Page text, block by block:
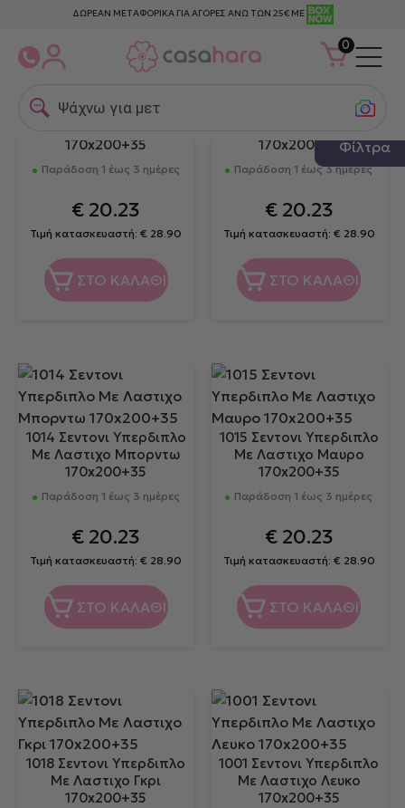
ΔΩΡΕΑΝ ΜΕΤΑΦΟΡΙΚΑ ΓΙΑ ΑΓΟΡΕΣ ΑΝΩ ΤΩΝ 25€ ΜΕ
0
Ψάχνω για μεταξω
1009 Σεντονι Υπερδιπλο
170x200+35
Παράδοση 1 έως 3 ημέρες
€ 20.23
Τιμή κατασκευαστή:€ 28.90
ΣΤΟ ΚΑΛΑΘΙ
1012 Σεντονι Υπερδιπλο
170x200+35
Παράδοση 1 έως 3 ημέρες
€20.23
Τιμή κατασκευαστή: € 28.90
ΣΤΟ ΚΑΛΑΘΙ
1014 Σεντονι Υπερδιπλο
Με Λαστιχο Μπορντω
170x200+35
Παράδοση 1 έως 3 ημέρες
€ 20.23
Τιμή κατασκευαστή:€ 28.90
ΣΤΟ ΚΑΛΑΘΙ
1015 Σεντονι Υπερδιπλο
Με Λαστιχο Μαυρο
170x200+35
Παράδοση 1 έως 3 ημέρες
€20.23
Τιμή κατασκευαστή: € 28.90
ΣΤΟ ΚΑΛΑΘΙ
1018 Σεντονι Υπερδιπλο
Με Λαστιχο Γκρι
170x200+35
1001 Σεντονι Υπερδιπλο
Με Λαστιχο Λευκο
170x200+35
Φίλτρα